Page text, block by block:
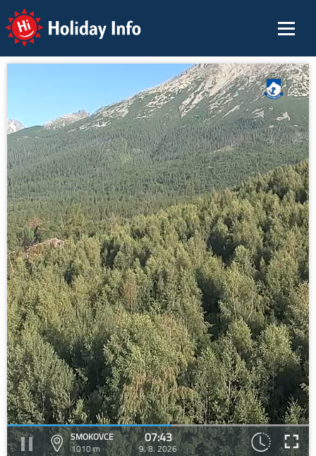
Holiday Info
SMOKOVCE
1010 m
07:43
9. 8. 2026